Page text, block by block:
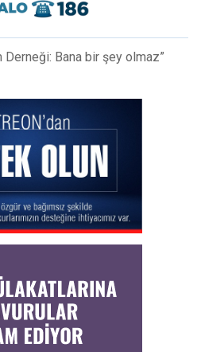
Derneği: Bana bir şey olmaz”